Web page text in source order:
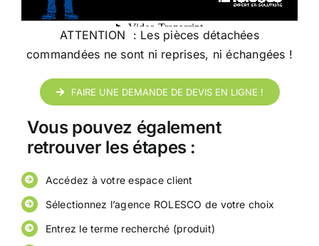
ATTENTION : Les pièces détachées
commandées ne sont ni reprises, ni échangées !
FAIRE UNE DEMANDE DE DEVIS EN LIGNE !
Vous pouvez également
retrouver les étapes :
Accédez à votre espace client
Sélectionnez l’agence ROLESCO de votre choix
Entrez le terme recherché (produit)